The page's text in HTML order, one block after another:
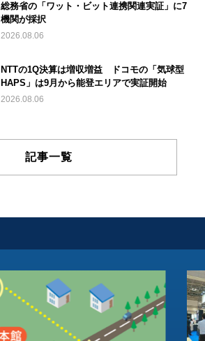
総務省の「ワット・ビット連携関連実証」に7
機関が採択
2026.08.06
NTTの1Q決算は増収増益 ドコモの「気球型
HAPS」は9月から能登エリアで実証開始
2026.08.06
記事一覧